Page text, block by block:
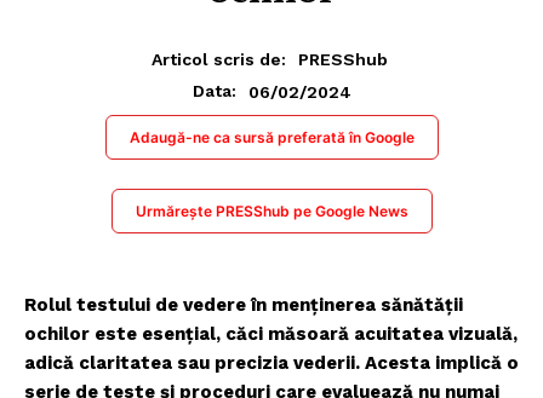
Articol scris de:
PRESShub
Data:
06/02/2024
Adaugă-ne ca sursă preferată în Google
Urmărește PRESShub pe Google News
Rolul testului de vedere în menținerea sănătății
ochilor este esențial, căci măsoară acuitatea vizuală,
adică claritatea sau precizia vederii. Acesta implică o
serie de teste și proceduri care evaluează nu numai